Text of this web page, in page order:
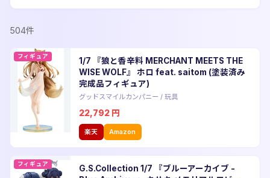
504件
フィギュア
1/7 『狼と香辛料 MERCHANT MEETS THE
WISE WOLF』 ホロ feat. saitom (塗装済み
完成品フィギュア)
グッドスマイルカンパニー / 玩具
22,792 円
楽天 Amazon
フィギュア
G.S.Collection 1/7 『ブルーアーカイブ -